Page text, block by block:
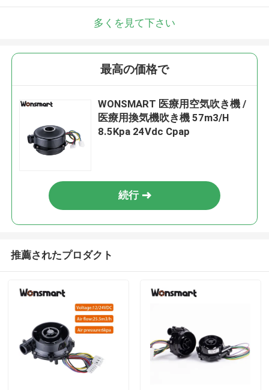
多くを見て下さい
最高の価格で
WONSMART 医療用空気吹き機 /
医療用換気機吹き機 57m3/H
8.5Kpa 24Vdc Cpap
続行
推薦されたプロダクト